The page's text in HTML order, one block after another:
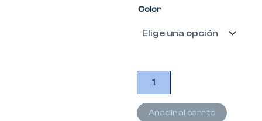
Color
Hueso
tela
Añadir al carrito